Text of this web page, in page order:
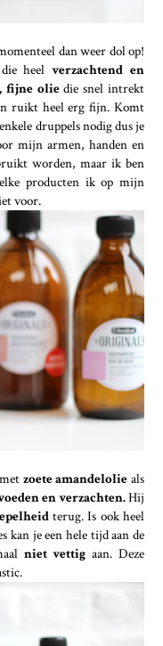
dan weer dol op!
heelverzachtend en
fijne oliedie snel intrekt
ruikt heel erg fijn. Komt
druppels nodig dus je
mijn armen, handen en
worden, maar ik ben
producten ik op mijn
voor.
zoete amandelolie als
en verzachten.Hij
terug. Is ook heel
kan je een hele tijd aan de
niet vettig aan. Deze